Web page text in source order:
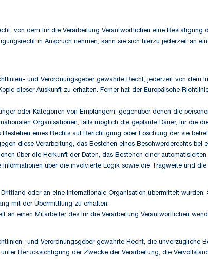
von dem für die Verarbeitung Verantwortlichen eine Bestätigung
in Anspruch nehmen, kann sie sich hierzu jederzeit an
und Verordnungsgeber gewährte Recht, jederzeit von dem
dieser Auskunft zu erhalten. Ferner hat der Europäische
oder Kategorien von Empfängern, gegenüber denen die
Organisationen, falls möglich die geplante Dauer, für die
eines Rechts auf Berichtigung oder Löschung der sie
diese Verarbeitung, das Bestehen eines Beschwerderechts bei
über die Herkunft der Daten, das Bestehen einer
über die involvierte Logik sowie die Tragweite und die
oder an eine internationale Organisation übermittelt
mit der Übermittlung zu erhalten.
an einen Mitarbeiter des für die Verarbeitung Verantwortlichen
und Verordnungsgeber gewährte Recht, die unverzügliche
Berücksichtigung der Zwecke der Verarbeitung, die